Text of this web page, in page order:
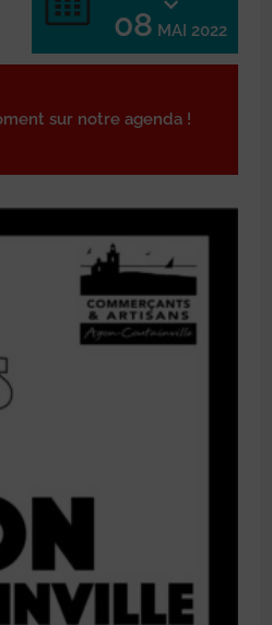
08 MAI 2022
sur notre agenda !